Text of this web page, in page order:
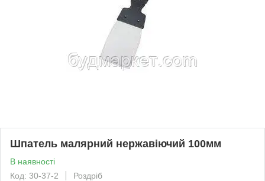
Шпатель малярний нержавіючий 100мм
В наявності
Код: 30-37-2
Роздріб